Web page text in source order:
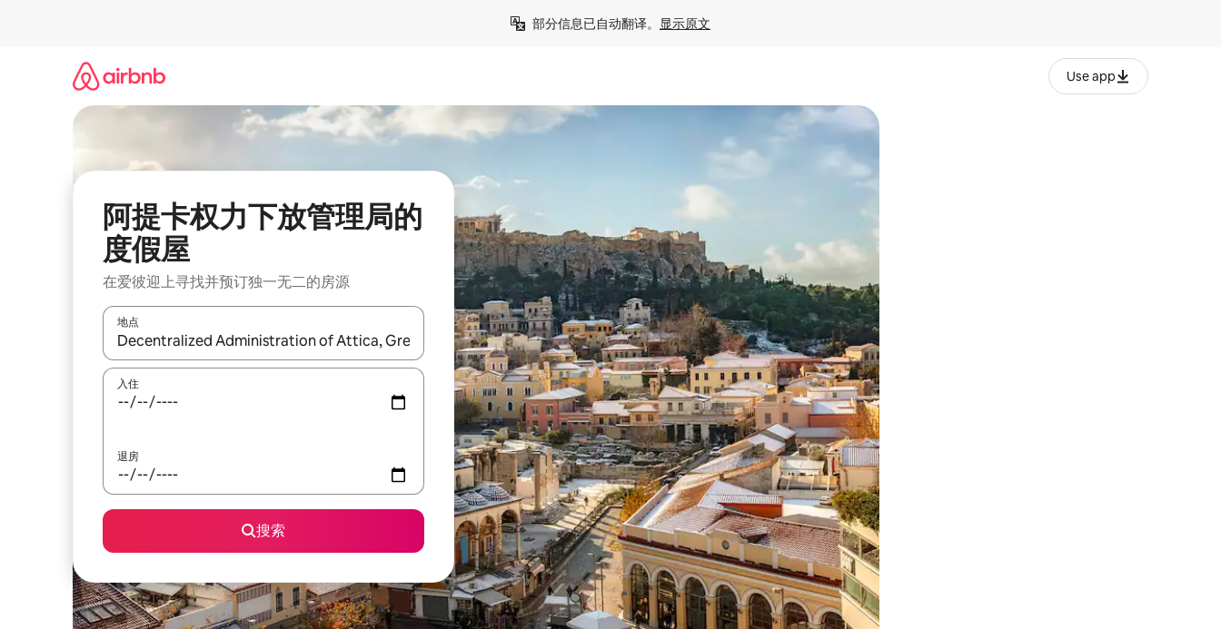
部分信息已自动翻译。 显示原文
Use app
阿提卡权力下放管理局的
度假屋
在爱彼迎上寻找并预订独一无二的房源
地点
如有搜索结果，请使用上下方向键查看，或通过点击或滑动手势浏览。
入住
退房
搜索